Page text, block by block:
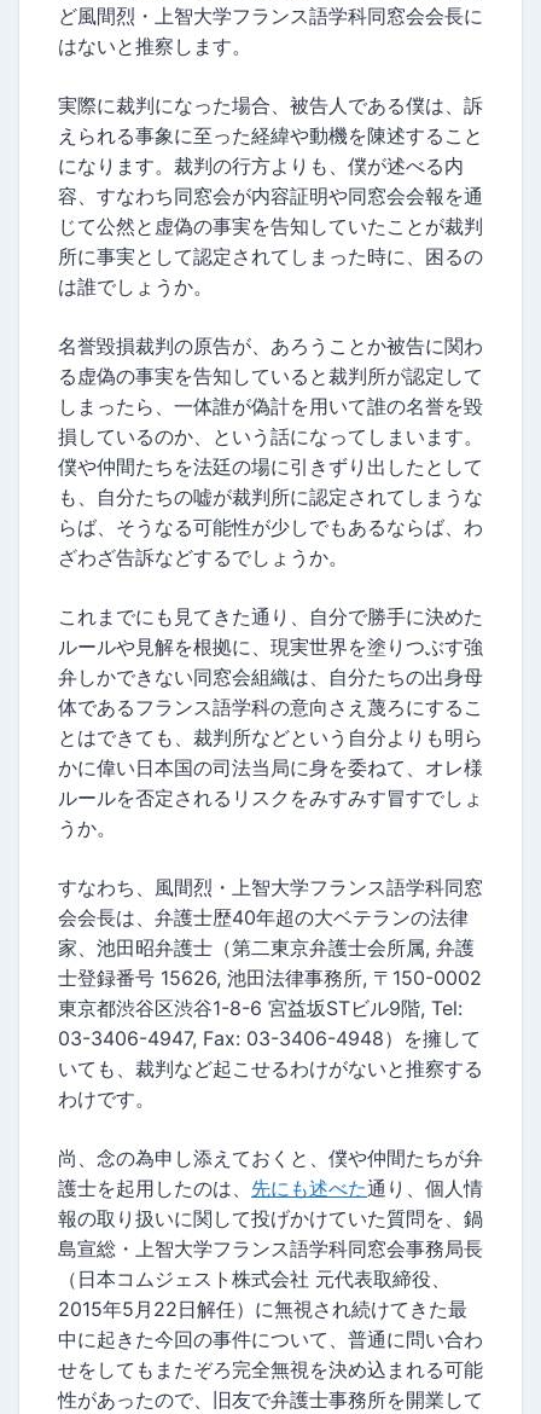
ど風間烈・上智大学フランス語学科同窓会会長に
はないと推察します。
実際に裁判になった場合、被告人である僕は、訴
えられる事象に至った経緯や動機を陳述すること
になります。裁判の行方よりも、僕が述べる内
容、すなわち同窓会が内容証明や同窓会会報を通
じて公然と虚偽の事実を告知していたことが裁判
所に事実として認定されてしまった時に、困るの
は誰でしょうか。
名誉毀損裁判の原告が、あろうことか被告に関わ
る虚偽の事実を告知していると裁判所が認定して
しまったら、一体誰が偽計を用いて誰の名誉を毀
損しているのか、という話になってしまいます。
僕や仲間たちを法廷の場に引きずり出したとして
も、自分たちの嘘が裁判所に認定されてしまうな
らば、そうなる可能性が少しでもあるならば、わ
ざわざ告訴などするでしょうか。
これまでにも見てきた通り、自分で勝手に決めた
ルールや見解を根拠に、現実世界を塗りつぶす強
弁しかできない同窓会組織は、自分たちの出身母
体であるフランス語学科の意向さえ蔑ろにするこ
とはできても、裁判所などという自分よりも明ら
かに偉い日本国の司法当局に身を委ねて、オレ様
ルールを否定されるリスクをみすみす冒すでしょ
うか。
すなわち、風間烈・上智大学フランス語学科同窓
会会長は、弁護士歴40年超の大ベテランの法律
家、池田昭弁護士（第二東京弁護士会所属, 弁護
士登録番号 15626, 池田法律事務所, 〒150-0002
東京都渋谷区渋谷1-8-6 宮益坂STビル9階, Tel:
03-3406-4947, Fax: 03-3406-4948）を擁して
いても、裁判など起こせるわけがないと推察する
わけです。
尚、念の為申し添えておくと、僕や仲間たちが弁
護士を起用したのは、 先にも述べた通り、個人情
報の取り扱いに関して投げかけていた質問を、鍋
島宣総・上智大学フランス語学科同窓会事務局長
（日本コムジェスト株式会社 元代表取締役、
2015年5月22日解任）に無視され続けてきた最
中に起きた今回の事件について、普通に問い合わ
せをしてもまたぞろ完全無視を決め込まれる可能
性があったので、旧友で弁護士事務所を開業して